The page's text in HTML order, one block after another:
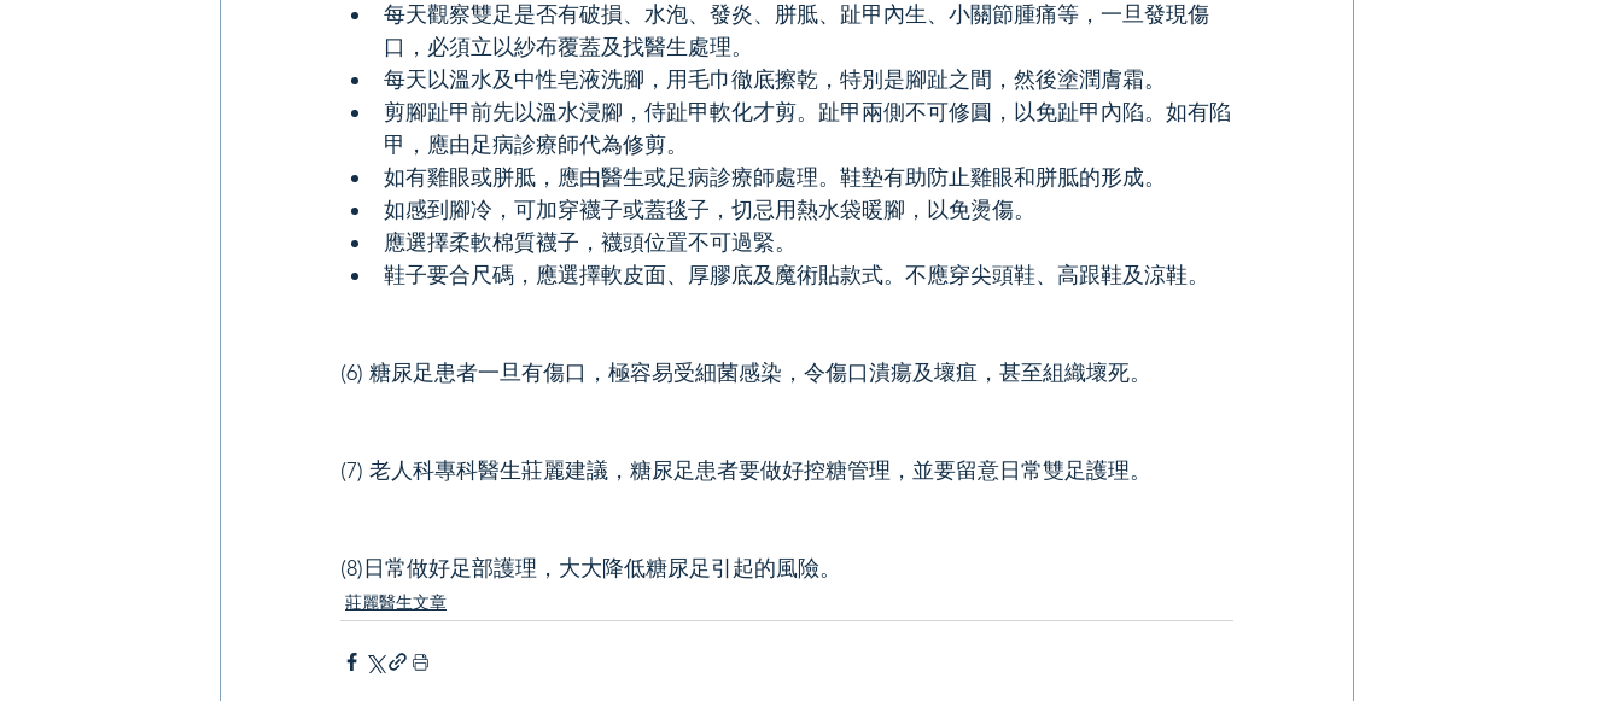
每天觀察雙足是否有破損、水泡、發炎、胼胝、趾甲內生、小關節腫痛等，一旦發現傷
口，必須立以紗布覆蓋及找醫生處理。
每天以溫水及中性皂液洗腳，用毛巾徹底擦乾，特別是腳趾之間，然後塗潤膚霜。
剪腳趾甲前先以溫水浸腳，侍趾甲軟化才剪。趾甲兩側不可修圓，以免趾甲內陷。如有陷
甲，應由足病診療師代為修剪。
如有雞眼或胼胝，應由醫生或足病診療師處理。鞋墊有助防止雞眼和胼胝的形成。
如感到腳冷，可加穿襪子或蓋毯子，切忌用熱水袋暖腳，以免燙傷。
應選擇柔軟棉質襪子，襪頭位置不可過緊。
鞋子要合尺碼，應選擇軟皮面、厚膠底及魔術貼款式。不應穿尖頭鞋、高跟鞋及涼鞋。
(6) 糖尿足患者一旦有傷口，極容易受細菌感染，令傷口潰瘍及壞疽，甚至組織壞死。
(7) 老人科專科醫生莊麗建議，糖尿足患者要做好控糖管理，並要留意日常雙足護理。
(8)日常做好足部護理，大大降低糖尿足引起的風險。
莊麗醫生文章